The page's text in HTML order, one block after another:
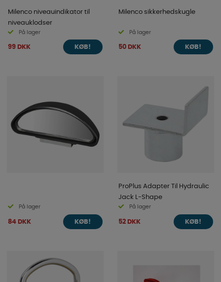
Milenco niveauindikator til
niveauklodser
På lager
99 DKK KØB!
Milenco sikkerhedskugle
På lager
50 DKK KØB!
På lager
84 DKK KØB!
ProPlus Adapter Til Hydraulic
Jack L-Shape
På lager
52 DKK KØB!